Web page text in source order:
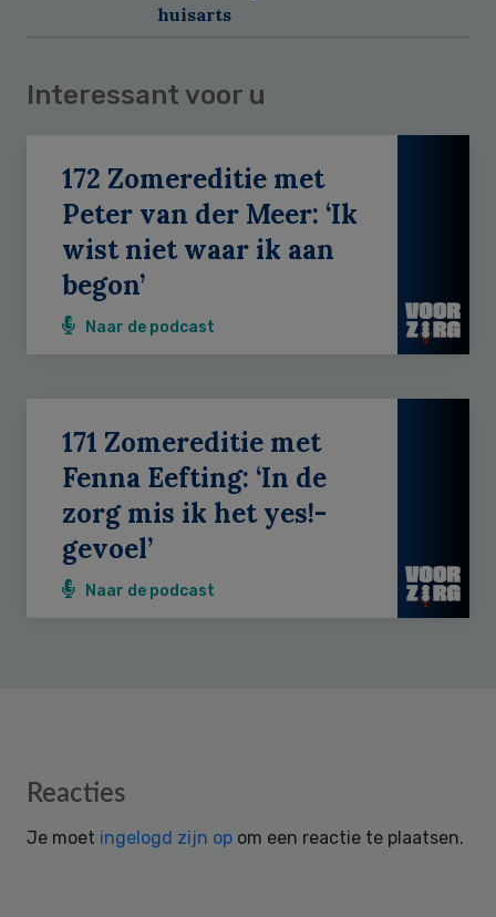
huisarts
Interessant voor u
172 Zomereditie met
Peter van der Meer: ‘Ik
wist niet waar ik aan
begon’
Naar de podcast
171 Zomereditie met
Fenna Eefting: ‘In de
zorg mis ik het yes!-
gevoel’
Naar de podcast
Reader
Reacties
Je moet ingelogd zijn op om een reactie te plaatsen.